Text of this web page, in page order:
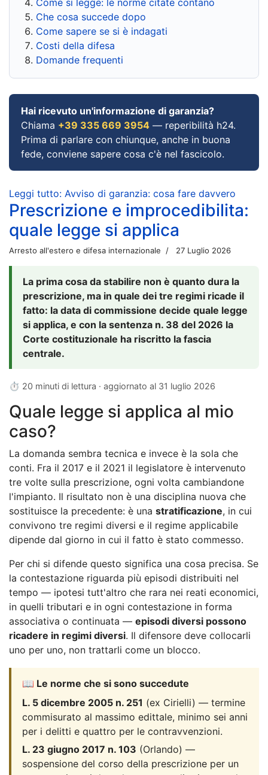
Che cosa succede dopo
Come sapere se si è indagati
Costi della difesa
Domande frequenti
Hai ricevuto un'informazione di garanzia?
Chiama +39 335 669 3954 — reperibilità h24.
Prima di parlare con chiunque, anche in buona
fede, conviene sapere cosa c'è nel fascicolo.
Leggi tutto: Avviso di garanzia: cosa fare davvero
Prescrizione e improcedibilita:
quale legge si applica
Arresto all'estero e difesa internazionale 27 Luglio 2026
La prima cosa da stabilire non è quanto dura la
prescrizione, ma in quale dei tre regimi ricade il
fatto: la data di commissione decide quale legge
si applica, e con la sentenza n. 38 del 2026 la
Corte costituzionale ha riscritto la fascia
centrale.
⏱ 20 minuti di lettura · aggiornato al 31 luglio 2026
Quale legge si applica al mio
caso?
La domanda sembra tecnica e invece è la sola che
conti. Fra il 2017 e il 2021 il legislatore è intervenuto
tre volte sulla prescrizione, ogni volta cambiandone
l'impianto. Il risultato non è una disciplina nuova che
sostituisce la precedente: è una stratificazione, in cui
convivono tre regimi diversi e il regime applicabile
dipende dal giorno in cui il fatto è stato commesso.
Per chi si difende questo significa una cosa precisa. Se
la contestazione riguarda più episodi distribuiti nel
tempo — ipotesi tutt'altro che rara nei reati economici,
in quelli tributari e in ogni contestazione in forma
associativa o continuata — episodi diversi possono
ricadere in regimi diversi. Il difensore deve collocarli
uno per uno, non trattarli come un blocco.
📖 Le norme che si sono succedute
L. 5 dicembre 2005 n. 251 (ex Cirielli) — termine
commisurato al massimo edittale, minimo sei anni
per i delitti e quattro per le contravvenzioni.
L. 23 giugno 2017 n. 103 (Orlando) —
sospensione del corso della prescrizione per un